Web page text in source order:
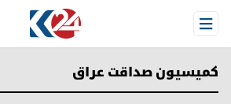
Open Menu
کمیسیون صداقت عراق